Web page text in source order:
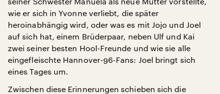
wie er sich in Yvonne verliebt, die später
heroinabhängig wird, oder was es mit Jojo und Joel
auf sich hat, einem Brüderpaar, neben Ulf und Kai
zwei seiner besten Hool-Freunde und wie sie alle
eingefleischte Hannover-96-Fans: Joel bringt sich
eines Tages um.
Zwischen diese Erinnerungen schieben sich die